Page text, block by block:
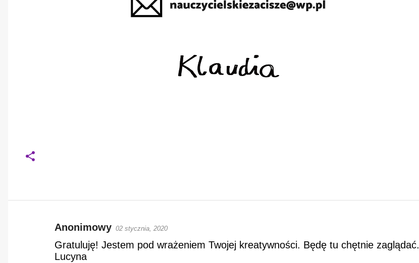
Anonimowy 02 stycznia, 2020
Gratuluję! Jestem pod wrażeniem Twojej kreatywności. Będę tu chętnie zaglądać.
Lucyna